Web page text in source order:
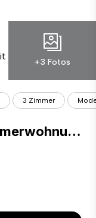
+3 Fotos
3 Zimmer
Modern renovierte 3 Zimmerwohnung mit Einbauküche und PKW Stellplatz in Bielefeld Senne